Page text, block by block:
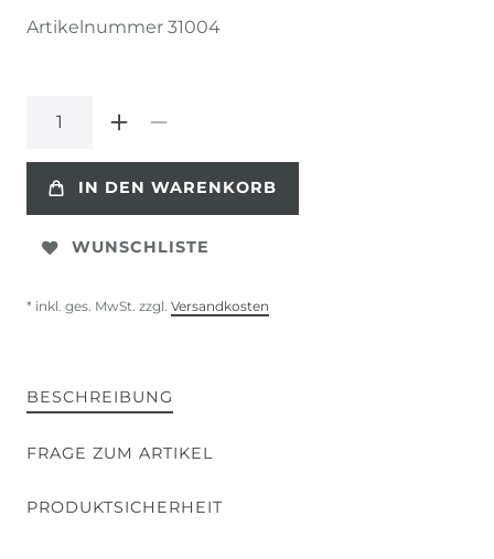
Artikelnummer 31004
IN DEN WARENKORB
WUNSCHLISTE
* inkl. ges. MwSt. zzgl. Versandkosten
BESCHREIBUNG
FRAGE ZUM ARTIKEL
PRODUKTSICHERHEIT